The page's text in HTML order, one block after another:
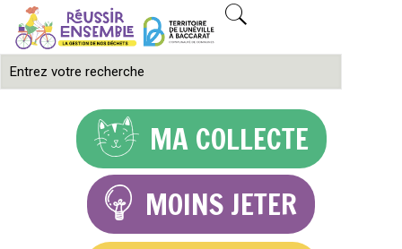
MA COLLECTE
MOINS JETER